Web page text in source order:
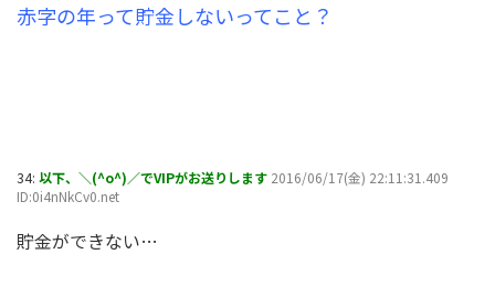
赤字の年って貯金しないってこと？
34: 以下、＼(^o^)／でVIPがお送りします 2016/06/17(金) 22:11:31.409
ID:0i4nNkCv0.net
貯金ができない…